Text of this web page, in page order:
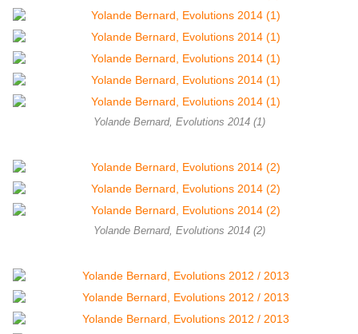
Yolande Bernard, Evolutions 2014 (1)
Yolande Bernard, Evolutions 2014 (2)